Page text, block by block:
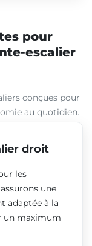
pour
escalier
conçues pour
au quotidien.
droit
les
une
adaptée à la
un maximum